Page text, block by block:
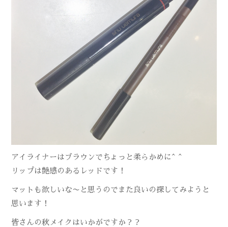
アイライナーはブラウンでちょっと柔らかめに^ ^
リップは艶感のあるレッドです！
マットも欲しいな〜と思うのでまた良いの探してみようと
思います！
皆さんの秋メイクはいかがですか？？